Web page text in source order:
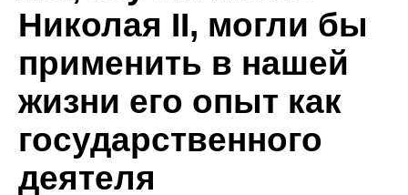
Николая II, могли бы
применить в нашей
жизни его опыт как
государственного
деятеля